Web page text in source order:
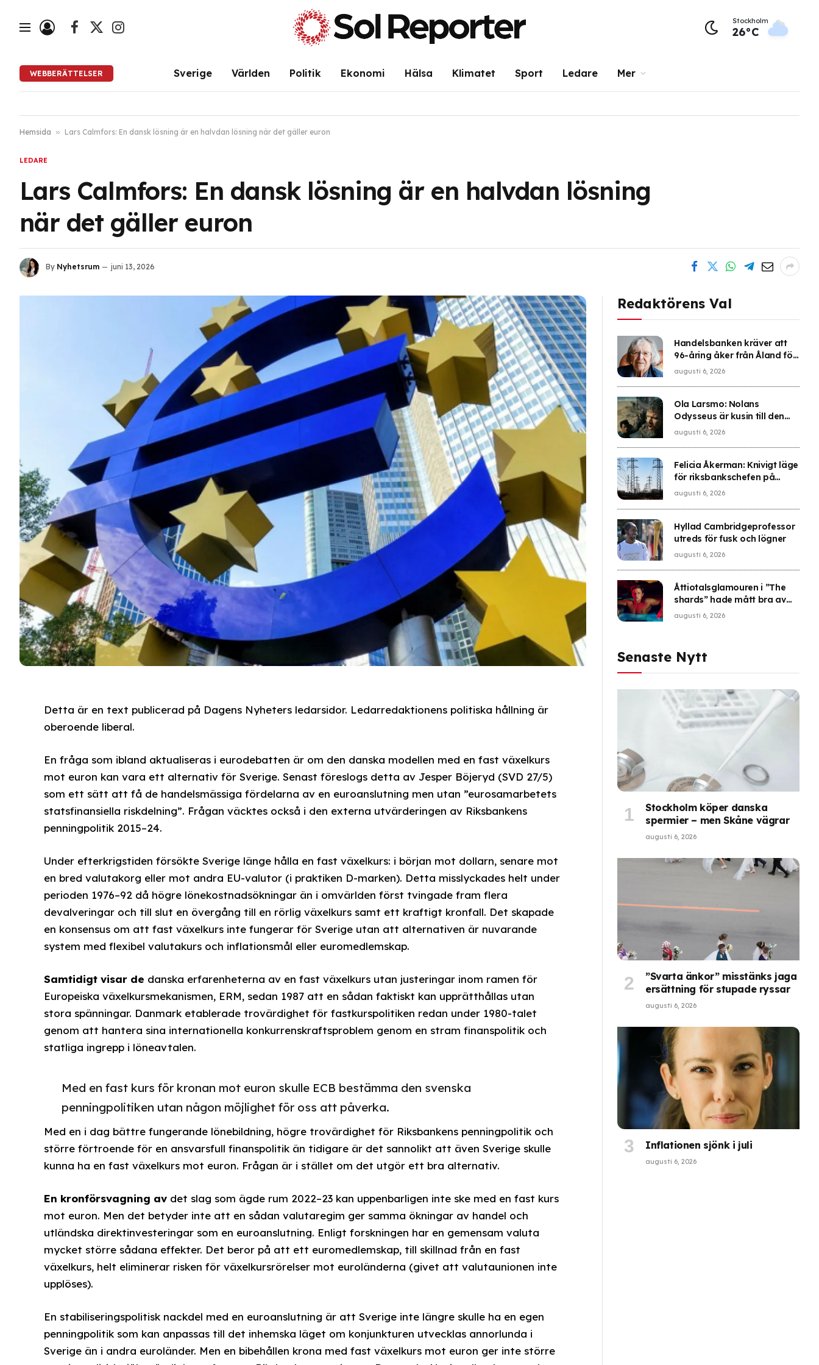
Facebook
X
Instagram
Stockholm
26°C
WEBBERÄTTELSER Sverige Världen Politik Ekonomi Hälsa Klimatet Sport Ledare Mer
Hemsida » Lars Calmfors: En dansk lösning är en halvdan lösning när det gäller euron
LEDARE
Lars Calmfors: En dansk lösning är en halvdan lösning
när det gäller euron
By Nyhetsrum juni 13, 2026
Detta är en text publicerad på Dagens Nyheters ledarsidor. Ledarredaktionens politiska hållning är
oberoende liberal.
En fråga som ibland aktualiseras i eurodebatten är om den danska modellen med en fast växelkurs
mot euron kan vara ett alternativ för Sverige. Senast föreslogs detta av Jesper Böjeryd (SVD 27/5)
som ett sätt att få de handelsmässiga fördelarna av en euroanslutning men utan ”eurosamarbetets
statsfinansiella riskdelning”. Frågan väcktes också i den externa utvärderingen av Riksbankens
penningpolitik 2015–24.
Under efterkrigstiden försökte Sverige länge hålla en fast växelkurs: i början mot dollarn, senare mot
en bred valutakorg eller mot andra EU-valutor (i praktiken D-marken). Detta misslyckades helt under
perioden 1976–92 då högre lönekostnadsökningar än i omvärlden först tvingade fram flera
devalveringar och till slut en övergång till en rörlig växelkurs samt ett kraftigt kronfall. Det skapade
en konsensus om att fast växelkurs inte fungerar för Sverige utan att alternativen är nuvarande
system med flexibel valutakurs och inflationsmål eller euromedlemskap.
Samtidigt visar de danska erfarenheterna av en fast växelkurs utan justeringar inom ramen för
Europeiska växelkursmekanismen, ERM, sedan 1987 att en sådan faktiskt kan upprätthållas utan
stora spänningar. Danmark etablerade trovärdighet för fastkurspolitiken redan under 1980-talet
genom att hantera sina internationella konkurrenskraftsproblem genom en stram finanspolitik och
statliga ingrepp i löneavtalen.
Med en fast kurs för kronan mot euron skulle ECB bestämma den svenska
penningpolitiken utan någon möjlighet för oss att påverka.
Med en i dag bättre fungerande lönebildning, högre trovärdighet för Riksbankens penningpolitik och
större förtroende för en ansvarsfull finanspolitik än tidigare är det sannolikt att även Sverige skulle
kunna ha en fast växelkurs mot euron. Frågan är i stället om det utgör ett bra alternativ.
En kronförsvagning avdet slag som ägde rum 2022–23 kan uppenbarligen inte ske med en fast kurs
mot euron. Men det betyder inte att en sådan valutaregim ger samma ökningar av handel och
utländska direktinvesteringar som en euroanslutning. Enligt forskningen har en gemensam valuta
mycket större sådana effekter. Det beror på att ett euromedlemskap, till skillnad från en fast
växelkurs, helt eliminerar risken för växelkursrörelser mot euroländerna (givet att valutaunionen inte
upplöses).
En stabiliseringspolitisk nackdel med en euroanslutning är att Sverige inte längre skulle ha en egen
penningpolitik som kan anpassas till det inhemska läget om konjunkturen utvecklas annorlunda i
Sverige än i andra euroländer. Men en bibehållen krona med fast växelkurs mot euron ger inte större
Redaktörens Val
Handelsbanken kräver att
96-åring åker från Åland för
bank-id
augusti 6, 2026
Ola Larsmo: Nolans
Odysseus är kusin till den
plågade Oppenheimer
augusti 6, 2026
Felicia Åkerman: Knivigt läge
för riksbankschefen på
nästa räntemöte
augusti 6, 2026
Hyllad Cambridgeprofessor
utreds för fusk och lögner
augusti 6, 2026
Åttiotalsglamouren i ”The
shards” hade mått bra av
yxan från ”American Psycho”
augusti 6, 2026
Senaste Nytt
Stockholm köper danska
spermier – men Skåne vägrar
augusti 6, 2026
”Svarta änkor” misstänks jaga
ersättning för stupade ryssar
augusti 6, 2026
Inflationen sjönk i juli
augusti 6, 2026